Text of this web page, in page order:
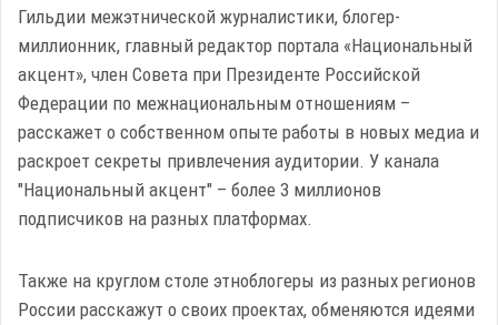
Гильдии межэтнической журналистики, блогер-
миллионник, главный редактор портала «Национальный
акцент», член Совета при Президенте Российской
Федерации по межнациональным отношениям –
расскажет о собственном опыте работы в новых медиа и
раскроет секреты привлечения аудитории. У канала
"Национальный акцент" – более 3 миллионов
подписчиков на разных платформах.
Также на круглом столе этноблогеры из разных регионов
России расскажут о своих проектах, обменяются идеями